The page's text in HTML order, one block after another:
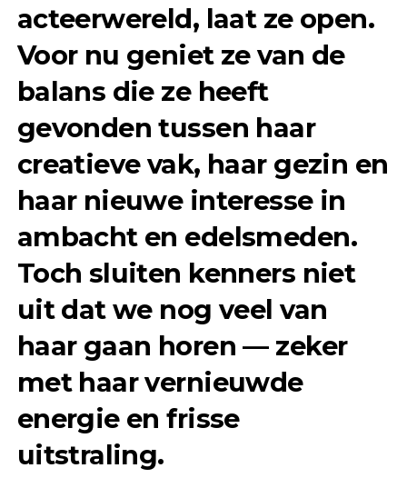
acteerwereld, laat ze open.
Voor nu geniet ze van de
balans die ze heeft
gevonden tussen haar
creatieve vak, haar gezin en
haar nieuwe interesse in
ambacht en edelsmeden.
Toch sluiten kenners niet
uit dat we nog veel van
haar gaan horen — zeker
met haar vernieuwde
energie en frisse
uitstraling.